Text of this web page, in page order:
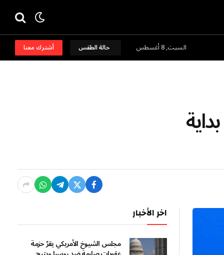
السبت, 8 أغسطس حالة الطقس أشترك معنا
اخر الأخبار
مجلس الشيوخ الأمريكي يقرّ حزمة